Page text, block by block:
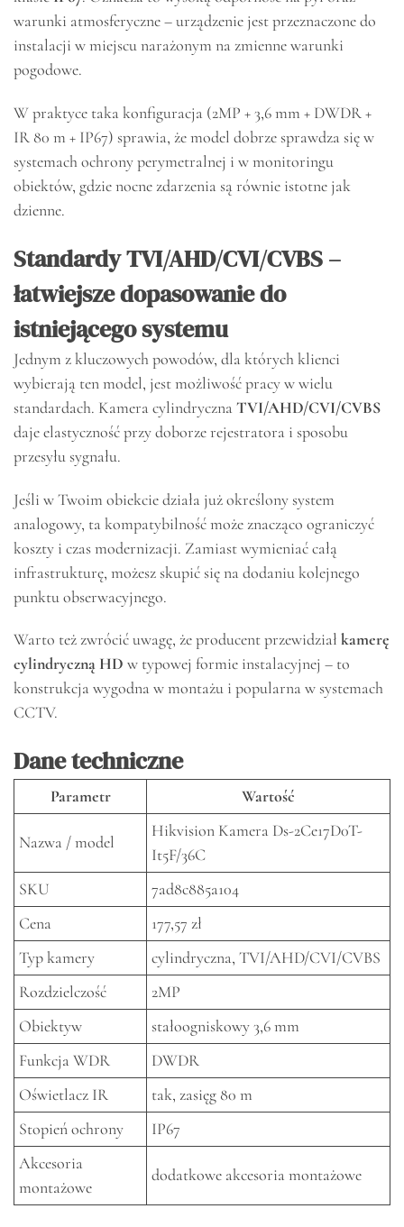
warunki atmosferyczne – urządzenie jest przeznaczone do
instalacji w miejscu narażonym na zmienne warunki
pogodowe.
W praktyce taka konfiguracja (2MP + 3,6 mm + DWDR +
IR 80 m + IP67) sprawia, że model dobrze sprawdza się w
systemach ochrony perymetralnej i w monitoringu
obiektów, gdzie nocne zdarzenia są równie istotne jak
dzienne.
Standardy TVI/AHD/CVI/CVBS –
łatwiejsze dopasowanie do
istniejącego systemu
Jednym z kluczowych powodów, dla których klienci
wybierają ten model, jest możliwość pracy w wielu
standardach. Kamera cylindrycznaTVI/AHD/CVI/CVBS
daje elastyczność przy doborze rejestratora i sposobu
przesyłu sygnału.
Jeśli w Twoim obiekcie działa już określony system
analogowy, ta kompatybilność może znacząco ograniczyć
koszty i czas modernizacji. Zamiast wymieniać całą
infrastrukturę, możesz skupić się na dodaniu kolejnego
punktu obserwacyjnego.
Warto też zwrócić uwagę, że producent przewidział kamerę
cylindryczną HD w typowej formie instalacyjnej – to
konstrukcja wygodna w montażu i popularna w systemach
CCTV.
Dane techniczne
Parametr Wartość
Nazwa / model
Hikvision Kamera Ds-2Ce17D0T-
It5F/36C
SKU
7ad8c885a104
Cena
177,57 zł
Typ kamery
cylindryczna, TVI/AHD/CVI/CVBS
Rozdzielczość
2MP
Obiektyw
stałoogniskowy 3,6 mm
Funkcja WDR
DWDR
Oświetlacz IR
tak, zasięg 80 m
Stopień ochrony
IP67
Akcesoria
montażowe
dodatkowe akcesoria montażowe